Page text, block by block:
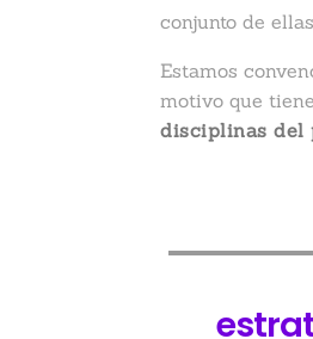
conjunto de
Estamos
motivo que
disciplinas del